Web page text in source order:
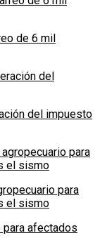
de 6 mil
del impuesto
para
el sismo